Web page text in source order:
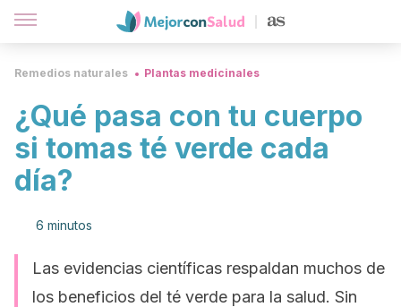
Remedios naturales Plantas medicinales
¿Qué pasa con tu cuerpo
si tomas té verde cada
día?
6 minutos
Las evidencias científicas respaldan muchos de
los beneficios del té verde para la salud. Sin